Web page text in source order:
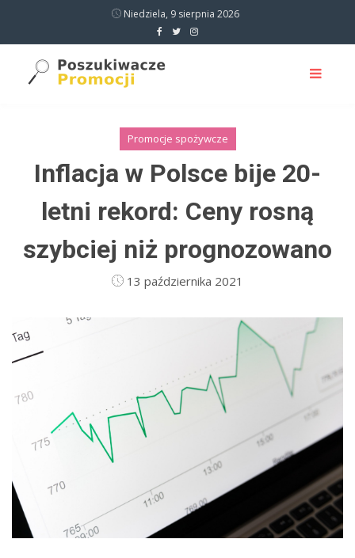
Niedziela, 9 sierpnia 2026
Promocje spożywcze
Inflacja w Polsce bije 20-
letni rekord: Ceny rosną
szybciej niż prognozowano
13 października 2021